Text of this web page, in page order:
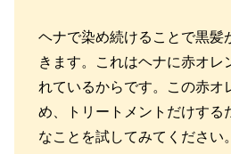
ヘナで染め続けることで黒髪
きます。これはヘナに赤オレ
れているからです。この赤オ
め、トリートメントだけする
なことを試してみてください。